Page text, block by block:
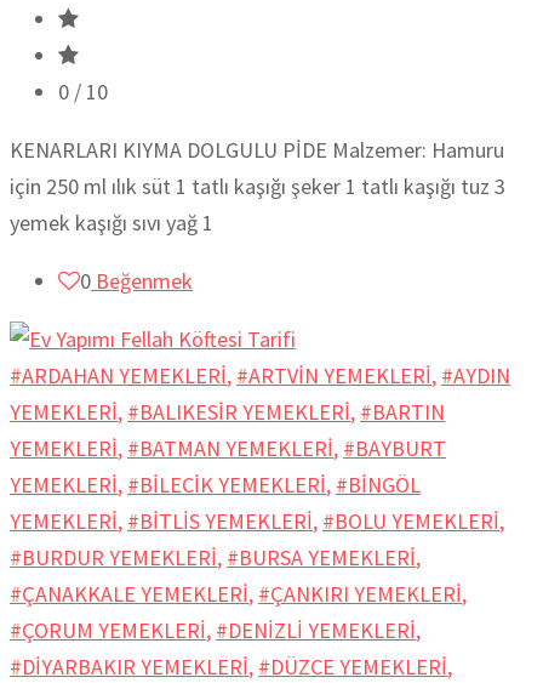
0 / 10
KENARLARI KIYMA DOLGULU PİDE Malzemer: Hamuru
için 250 ml ılık süt 1 tatlı kaşığı şeker 1 tatlı kaşığı tuz 3
yemek kaşığı sıvı yağ 1
0 Beğenmek
#ARDAHAN YEMEKLERİ, #ARTVİN YEMEKLERİ, #AYDIN
YEMEKLERİ, #BALIKESİR YEMEKLERİ, #BARTIN
YEMEKLERİ, #BATMAN YEMEKLERİ, #BAYBURT
YEMEKLERİ, #BİLECİK YEMEKLERİ, #BİNGÖL
YEMEKLERİ, #BİTLİS YEMEKLERİ, #BOLU YEMEKLERİ,
#BURDUR YEMEKLERİ, #BURSA YEMEKLERİ,
#ÇANAKKALE YEMEKLERİ, #ÇANKIRI YEMEKLERİ,
#ÇORUM YEMEKLERİ, #DENİZLİ YEMEKLERİ,
#DİYARBAKIR YEMEKLERİ, #DÜZCE YEMEKLERİ,